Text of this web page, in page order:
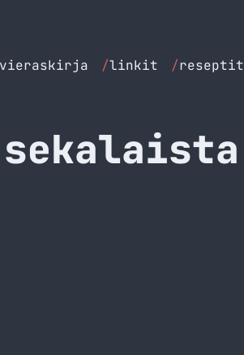
vieraskirja /linkit /reseptit